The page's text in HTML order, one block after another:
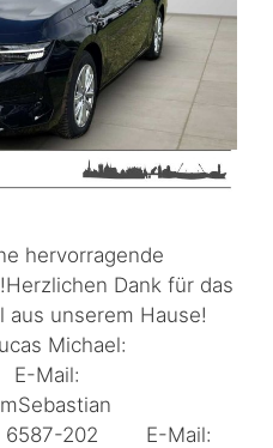
hervorragende
Dank für das
aus unserem Hause!
Lucas Michael:
Mail:
6587-202 E-Mail: